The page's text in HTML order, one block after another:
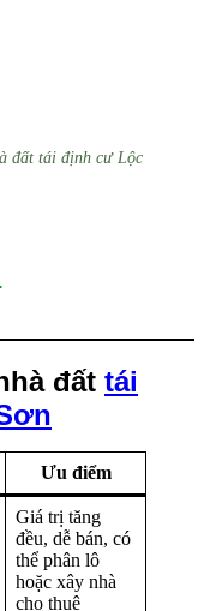
đất tái định cư Lộc
đất tái
Ưu điểm
Giá trị tăng
đều, dễ bán, có
thể phân lô
hoặc xây nhà
cho thuê